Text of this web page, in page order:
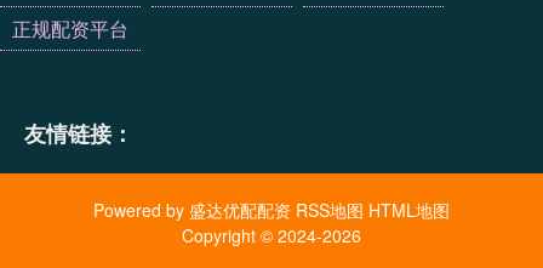
正规配资平台
友情链接：
Powered by 盛达优配配资 RSS地图 HTML地图
Copyright © 2024-2026